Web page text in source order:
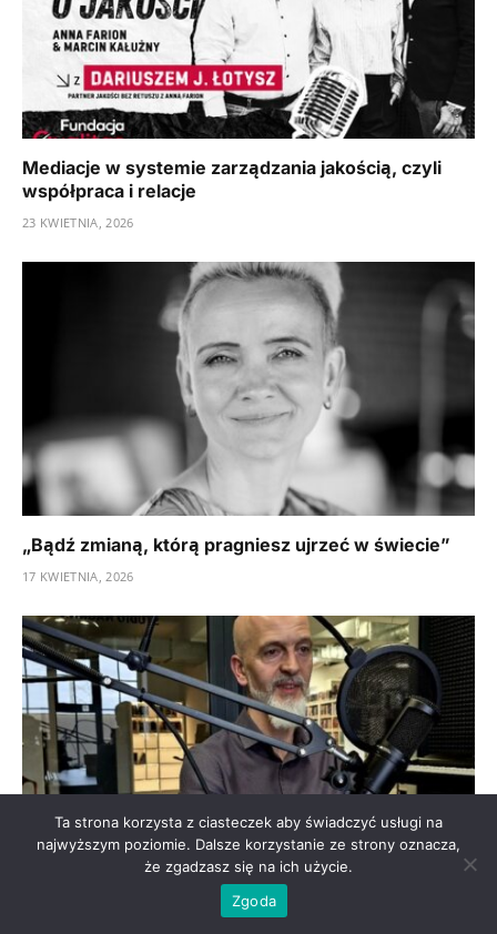
Mediacje w systemie zarządzania jakością, czyli
współpraca i relacje
23 KWIETNIA, 2026
„Bądź zmianą, którą pragniesz ujrzeć w świecie”
17 KWIETNIA, 2026
Jak strukturalne rozwiązywanie problemów i Six
Sigma wspierają jakość?
Ta strona korzysta z ciasteczek aby świadczyć usługi na
najwyższym poziomie. Dalsze korzystanie ze strony oznacza,
że zgadzasz się na ich użycie.
Zgoda